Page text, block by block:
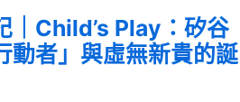
｜Child’s Play：矽谷
動者」與虛無新貴的誕